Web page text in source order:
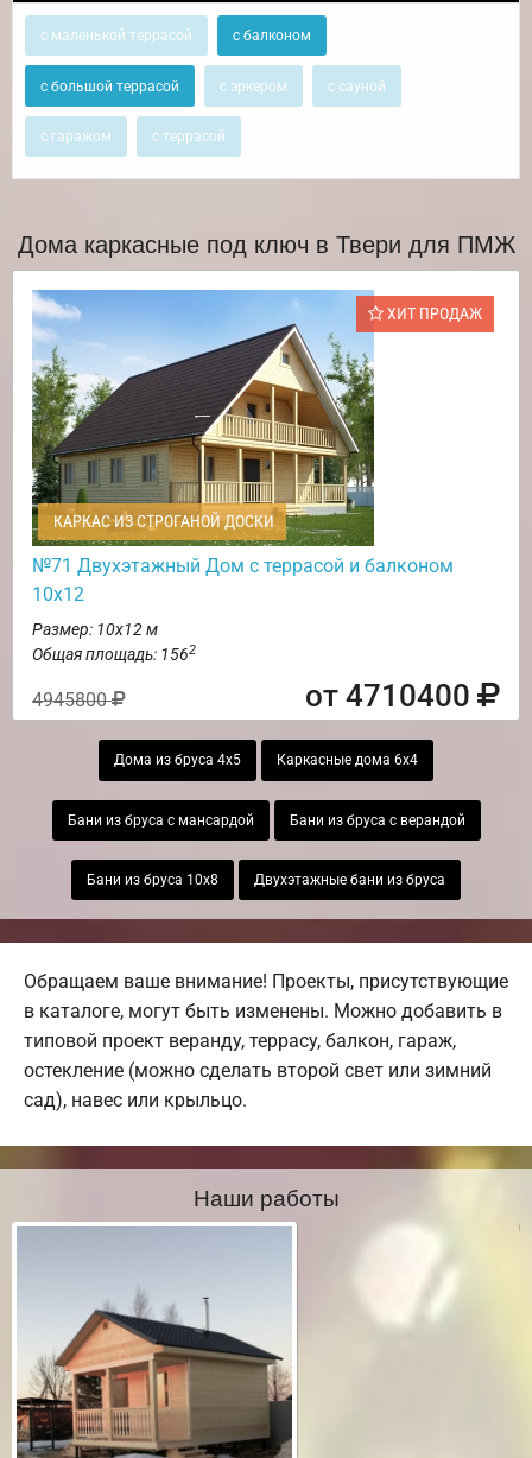
с маленькой террасой с балконом
с большой террасой с эркером с сауной
с гаражом с террасой
Дома каркасные под ключ в Твери для ПМЖ
ХИТ ПРОДАЖ
КАРКАС ИЗ СТРОГАНОЙ ДОСКИ
№71 Двухэтажный Дом с террасой и балконом
10х12
Размер: 10х12 м
Общая площадь: 1562
4945800 от 4710400
Дома из бруса 4х5 Каркасные дома 6х4
Бани из бруса с мансардой Бани из бруса с верандой
Бани из бруса 10х8 Двухэтажные бани из бруса
Обращаем ваше внимание! Проекты, присутствующие
в каталоге, могут быть изменены. Можно добавить в
типовой проект веранду, террасу, балкон, гараж,
остекление (можно сделать второй свет или зимний
сад), навес или крыльцо.
Наши работы